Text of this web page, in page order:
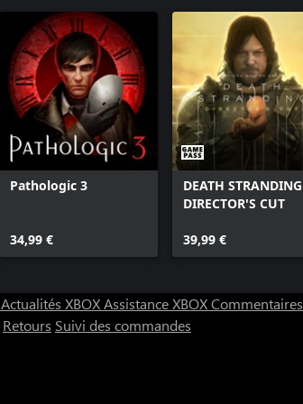
Pathologic 3
34,99 €
DEATH STRANDING
DIRECTOR'S CUT
39,99 €
Actualités XBOXAssistance XBOXCommentaires
Retours Suivi des commandes